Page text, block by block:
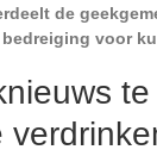
de
voor